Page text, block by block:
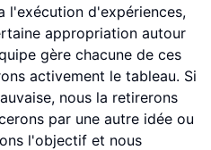
l'exécution d'expériences,
appropriation autour
gère chacune de ces
activement le tableau. Si
nous la retirerons
par une autre idée ou
l'objectif et nous